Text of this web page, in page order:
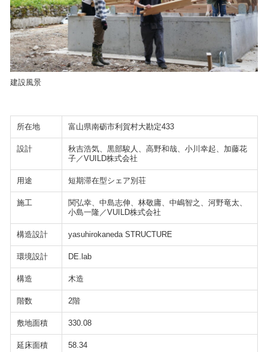
建設風景
所在地 富山県南砺市利賀村大勘定433
設計
秋吉浩気、黒部駿人、高野和哉、小川幸起、加藤花
子／VUILD株式会社
用途 短期滞在型シェア別荘
施工
関弘幸、中島志伸、林敬庸、中嶋智之、河野竜太、
小島一隆／VUILD株式会社
構造設計 yasuhirokaneda STRUCTURE
環境設計 DE.lab
構造 木造
階数 2階
敷地面積 330.08
延床面積 58.34